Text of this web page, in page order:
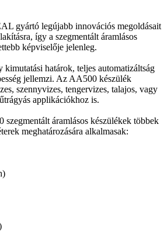
gyártó legújabb innovációs megoldásait
így a szegmentált áramlásos
képviselője jelenleg.
kimutatási határok, teljes automatizáltság
jellemzi. Az AA500 készülék
szennyvizes, tengervizes, talajos, vagy
applikációkhoz is.
áramlásos készülékek többek
meghatározására alkalmasak: